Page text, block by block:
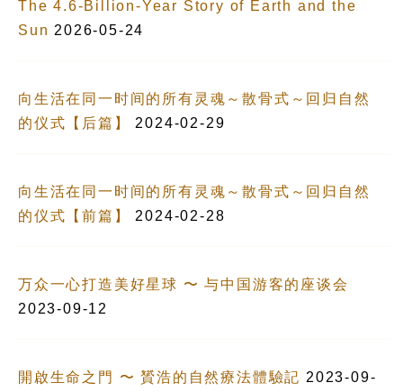
The 4.6-Billion-Year Story of Earth and the
Sun 2026-05-24
向生活在同一时间的所有灵魂～散骨式～回归自然
的仪式【后篇】
2024-02-29
向生活在同一时间的所有灵魂～散骨式～回归自然
的仪式【前篇】
2024-02-28
万众一心打造美好星球 〜 与中国游客的座谈会
2023-09-12
開啟生命之門 〜 贇浩的自然療法體驗記 2023-09-